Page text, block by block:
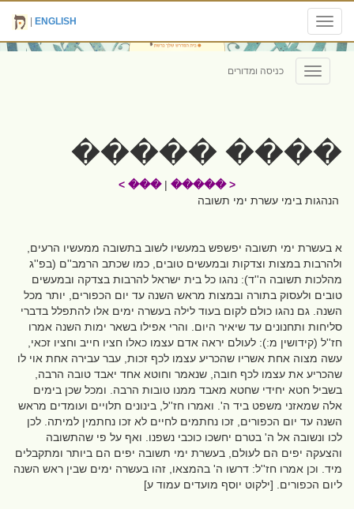
Toggle
navigation
ENGLISH
Toggle
navigation
כניסה ומדורים
���� �����
< �����
|
��� >
הנהגות בימי עשרת ימי תשובה
א בעשרת ימי תשובה יפשפש במעשיו לשוב בתשובה ממעשיו הרעים,
ולהרבות במצות וצדקות ובמעשים טובים, כמו שכתב הרמב''ם (בפ''ג
מהלכות תשובה ה''ד): נהגו כל בית ישראל להרבות בצדקה ובמעשים
טובים ולעסוק בתורה ובמצות מראש השנה עד יום הכפורים, יותר מכל
השנה. גם נהגו כולם לקום בעוד לילה בעשרה ימים אלו להתפלל בדברי
סליחות ותחנונים עד שיאיר היום. והרי אפילו בשאר ימות השנה אמרו
חז''ל (קידושין מ:): לעולם יראה אדם עצמו כאלו חציו חייב וחציו זכאי,
עשה מצוה אחת אשריו שהכריע עצמו לכף זכות, עבר עבירה אחת אוי לו
שהכריע את עצמו לכף חובה, שנאמר וחוטא אחד יאבד טובה הרבה,
בשביל חטא יחידי שחטא מאבד ממנו טובות הרבה. ומכל שכן בימים
אלה שמאזני משפט ביד ה'. ואמרו חז''ל, בינונים תלויים ועומדים מראש
השנה עד יום הכפורים, זכו נחתמים לחיים לא זכו נחתמין למיתה. לכן
לכו ונשובה אל ה' בטרם יחשכו כוכבי נשפנו. ואף על פי שהתשובה
והצעקה יפים הם לעולם, בעשרת ימי תשובה יפים הם ביותר ומתקבלים
מיד. וכן אמרו חז''ל: דרשו ה' בהמצאו, זהו בעשרה ימים שבין ראש השנה
ליום הכפורים. [ילקוט יוסף מועדים עמוד ע]